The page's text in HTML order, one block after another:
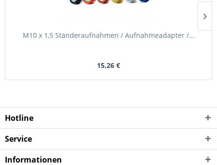
M10 x 1,5 Ständeraufnahmen / Aufnahmeadapter /...
15,26 €
Hotline
Service
Informationen